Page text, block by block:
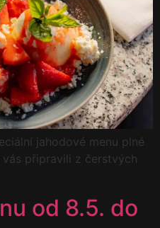
jahodové menu plné
připravili z čerstvých
od 8.5. do